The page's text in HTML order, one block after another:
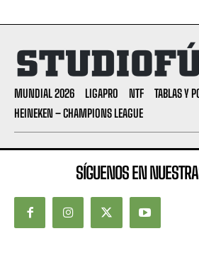
MUNDIAL 2026 LIGAPRO NTF
TABLAS Y
HEINEKEN – CHAMPIONS LEAGUE
SÍGUENOS EN